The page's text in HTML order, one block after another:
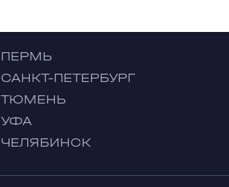
ПЕРМЬ
САНКТ-ПЕТЕРБУРГ
ТЮМЕНЬ
УФА
ЧЕЛЯБИНСК